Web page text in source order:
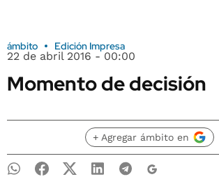
ámbito Edición Impresa
22 de abril 2016 - 00:00
Momento de decisión
+ Agregar ámbito en